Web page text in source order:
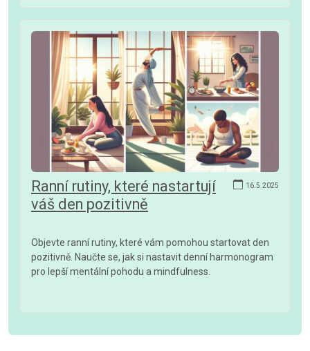
16.5.2025
Ranní rutiny, které nastartují
váš den pozitivně
Objevte ranní rutiny, které vám pomohou startovat den
pozitivně. Naučte se, jak si nastavit denní harmonogram
pro lepší mentální pohodu a mindfulness.